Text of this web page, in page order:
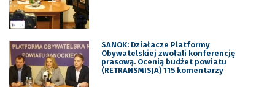
SANOK: Działacze Platformy
Obywatelskiej zwołali konferencję
prasową. Ocenią budżet powiatu
(RETRANSMISJA) 115 komentarzy